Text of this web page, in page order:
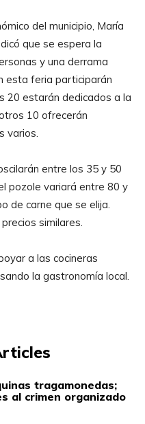
del municipio, María
que se espera la
y una derrama
esta feria participarán
20 estarán dedicados a la
10 ofrecerán
varios.
entre los 35 y 50
pozole variará entre 80 y
de carne que se elija.
similares.
a las cocineras
la gastronomía local.
tragamonedas;
al crimen organizado